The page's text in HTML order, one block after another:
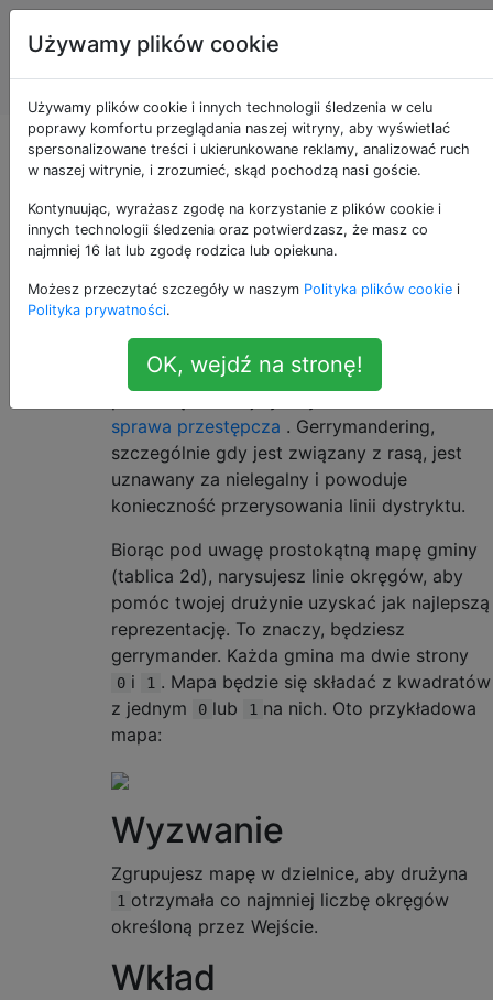
Programowanie
puzzli i Code
Golf
Jolly gerrymandering
26 tło
Stany Zjednoczone mają wyjątkową miłość
do gerrymanderingu - celowej manipulacji
okręgiem wyborczym w celu przewidzenia
pewnych wyników głosowania. Niedawno
sprawa przestępcza . Gerrymandering,
szczególnie gdy jest związany z rasą, jest
uznawany za nielegalny i powoduje
konieczność przerysowania linii dystryktu.
Biorąc pod uwagę prostokątną mapę gminy
(tablica 2d), narysujesz linie okręgów, aby
pomóc twojej drużynie uzyskać jak najlepszą
reprezentację. To znaczy, będziesz
gerrymander. Każda gmina ma dwie strony
0 i 1 . Mapa będzie się składać z kwadratów
z jednym
0 lub 1 na nich. Oto przykładowa
mapa:
Wyzwanie
Zgrupujesz mapę w dzielnice, aby drużyna
1 otrzymała co najmniej liczbę okręgów
określoną przez Wejście.
Wkład
Używamy plików cookie
Używamy plików cookie i innych technologii śledzenia w celu
poprawy komfortu przeglądania naszej witryny, aby wyświetlać
spersonalizowane treści i ukierunkowane reklamy, analizować ruch
w naszej witrynie, i zrozumieć, skąd pochodzą nasi goście.
Kontynuując, wyrażasz zgodę na korzystanie z plików cookie i
innych technologii śledzenia oraz potwierdzasz, że masz co
najmniej 16 lat lub zgodę rodzica lub opiekuna.
Możesz przeczytać szczegóły w naszym Polityka plików cookie i
Polityka prywatności.
OK, wejdź na stronę!